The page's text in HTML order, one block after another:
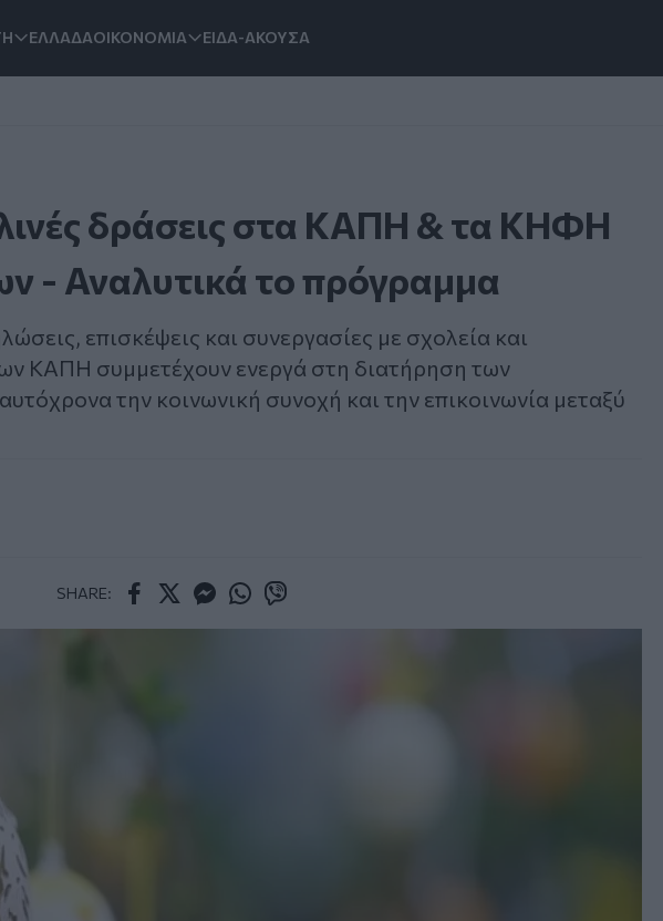
ΕΛΛΑΔΑΟΙΚΟΝΟΜΙΑ ΕΙΔΑ-ΑΚΟΥΣΑ
δράσεις στα ΚΑΠΗ & τα ΚΗΦΗ
- Αναλυτικά το πρόγραμμα
επισκέψεις και συνεργασίες με σχολεία και
ΚΑΠΗ συμμετέχουν ενεργά στη διατήρηση των
την κοινωνική συνοχή και την επικοινωνία μεταξύ
SHARE: